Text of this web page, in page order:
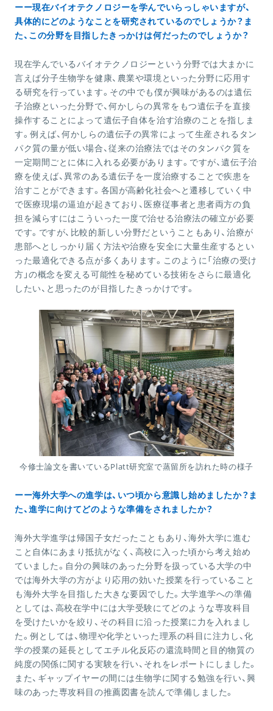
ーー現在バイオテクノロジーを学んでいらっしゃいますが、
具体的にどのようなことを研究されているのでしょうか？ま
た、この分野を目指したきっかけは何だったのでしょうか？
現在学んでいるバイオテクノロジーという分野では大まかに
言えば分子生物学を健康、農業や環境といった分野に応用す
る研究を行っています。その中でも僕が興味があるのは遺伝
子治療といった分野で、何かしらの異常をもつ遺伝子を直接
操作することによって遺伝子自体を治す治療のことを指しま
す。例えば、何かしらの遺伝子の異常によって生産されるタン
パク質の量が低い場合、従来の治療法ではそのタンパク質を
一定期間ごとに体に入れる必要があります。ですが、遺伝子治
療を使えば、異常のある遺伝子を一度治療することで疾患を
治すことができます。各国が高齢化社会へと遷移していく中
で医療現場の逼迫が起きており、医療従事者と患者両方の負
担を減らすにはこういった一度で治せる治療法の確立が必要
です。ですが、比較的新しい分野だということもあり、治療が
患部へとしっかり届く方法や治療を安全に大量生産するとい
った最適化できる点が多くあります。このように「治療の受け
方」の概念を変える可能性を秘めている技術をさらに最適化
したい、と思ったのが目指したきっかけです。
今修士論文を書いているPlatt研究室で蒸留所を訪れた時の様子
ーー海外大学への進学は、いつ頃から意識し始めましたか？ま
た、進学に向けてどのような準備をされましたか？
海外大学進学は帰国子女だったこともあり、海外大学に進む
こと自体にあまり抵抗がなく、高校に入った頃から考え始め
ていました。自分の興味のあった分野を扱っている大学の中
では海外大学の方がより応用の効いた授業を行っていること
も海外大学を目指した大きな要因でした。大学進学への準備
としては、高校在学中には大学受験にてどのような専攻科目
を受けたいかを絞り、その科目に沿った授業に力を入れまし
た。例としては、物理や化学といった理系の科目に注力し、化
学の授業の延長としてエチル化反応の還流時間と目的物質の
純度の関係に関する実験を行い、それをレポートにしました。
また、ギャップイヤーの間には生物学に関する勉強を行い、興
味のあった専攻科目の推薦図書を読んで準備しました。